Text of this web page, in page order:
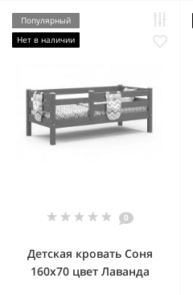
Популярный
Нет в наличии
0
Детская кровать Соня
160x70 цвет Лаванда